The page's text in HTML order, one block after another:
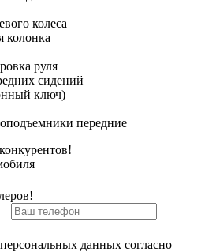
колеса
колонка
руля
сидений
ключ)
передние
данных согласно